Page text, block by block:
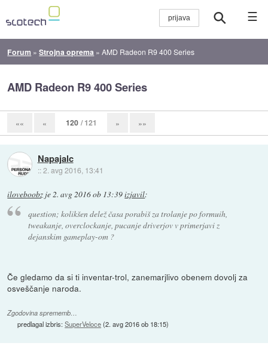
☰
Forum »Strojna oprema »AMD Radeon R9 400 Series
AMD Radeon R9 400 Series
«« « 120 / 121 » »»
Napajalc
::2. avg 2016, 13:41
iloveboobz je2. avg 2016 ob 13:39izjavil:
question; kolikšen delež časa porabiš za trolanje po formuih,
tweakanje, overclockanje, pucanje driverjov v primerjavi z
dejanskim gameplay-om ?
Če gledamo da si ti inventar-trol, zanemarjlivo obenem dovolj za
osveščanje naroda.
Zgodovina sprememb…
predlagal izbris:SuperVeloce(2. avg 2016 ob 18:15)